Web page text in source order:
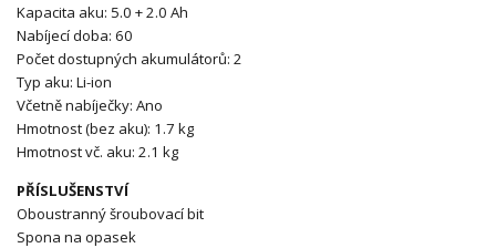
Kapacita aku: 5.0 + 2.0 Ah
Nabíjecí doba: 60
Počet dostupných akumulátorů: 2
Typ aku: Li-ion
Včetně nabíječky: Ano
Hmotnost (bez aku): 1.7 kg
Hmotnost vč. aku: 2.1 kg
PŘÍSLUŠENSTVÍ
Oboustranný šroubovací bit
Spona na opasek